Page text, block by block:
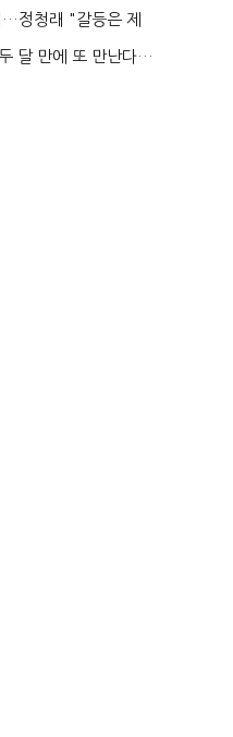
정청래 "갈등은 제
달 만에 또 만난다…